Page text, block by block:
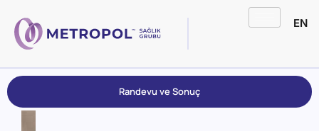
EN
Randevu ve Sonuç